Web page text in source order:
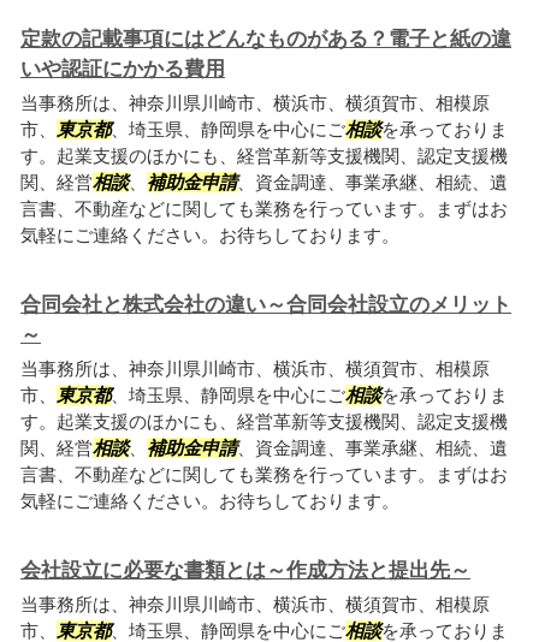
定款の記載事項にはどんなものがある？電子と紙の違
いや認証にかかる費用
当事務所は、神奈川県川崎市、横浜市、横須賀市、相模原
市、
東京都、埼玉県、静岡県を中心にご相談を承っておりま
す。起業支援のほかにも、経営革新等支援機関、認定支援機
関、経営相談、 補助金申請、資金調達、事業承継、相続、遺
言書、不動産などに関しても業務を行っています。まずはお
気軽にご連絡ください。お待ちしております。
合同会社と株式会社の違い～合同会社設立のメリット
～
当事務所は、神奈川県川崎市、横浜市、横須賀市、相模原
市、
東京都、埼玉県、静岡県を中心にご相談を承っておりま
す。起業支援のほかにも、経営革新等支援機関、認定支援機
関、経営相談、 補助金申請、資金調達、事業承継、相続、遺
言書、不動産などに関しても業務を行っています。まずはお
気軽にご連絡ください。お待ちしております。
会社設立に必要な書類とは～作成方法と提出先～
当事務所は、神奈川県川崎市、横浜市、横須賀市、相模原
市、
東京都、埼玉県、静岡県を中心にご相談を承っておりま